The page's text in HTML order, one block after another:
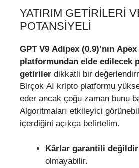
YATIRIM GETIRILERI
POTANSIYELI
GPT V9 Adipex (0.9)’nın Apex
platformundan elde edilecek
getiriler dikkatli bir
Birçok AI kripto platformu
eder ancak çoğu zaman bunu
Algoritmaları etkileyici
içerdiğini açıkça belirtelim.
Kârlar garantili değildir
olmayabilir.